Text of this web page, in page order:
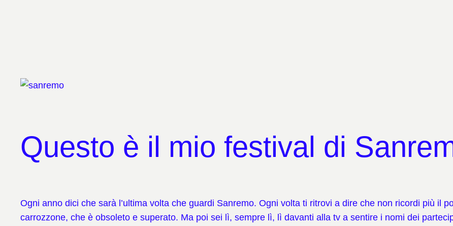
Questo è il mio festival di
Ogni anno dici che sarà l’ultima volta che guardi Sanremo. Ogni volta ti ritrovi a dire che non ricordi più il
carrozzone, che è obsoleto e superato. Ma poi sei lì, sempre lì, lì davanti alla tv a sentire i nomi dei